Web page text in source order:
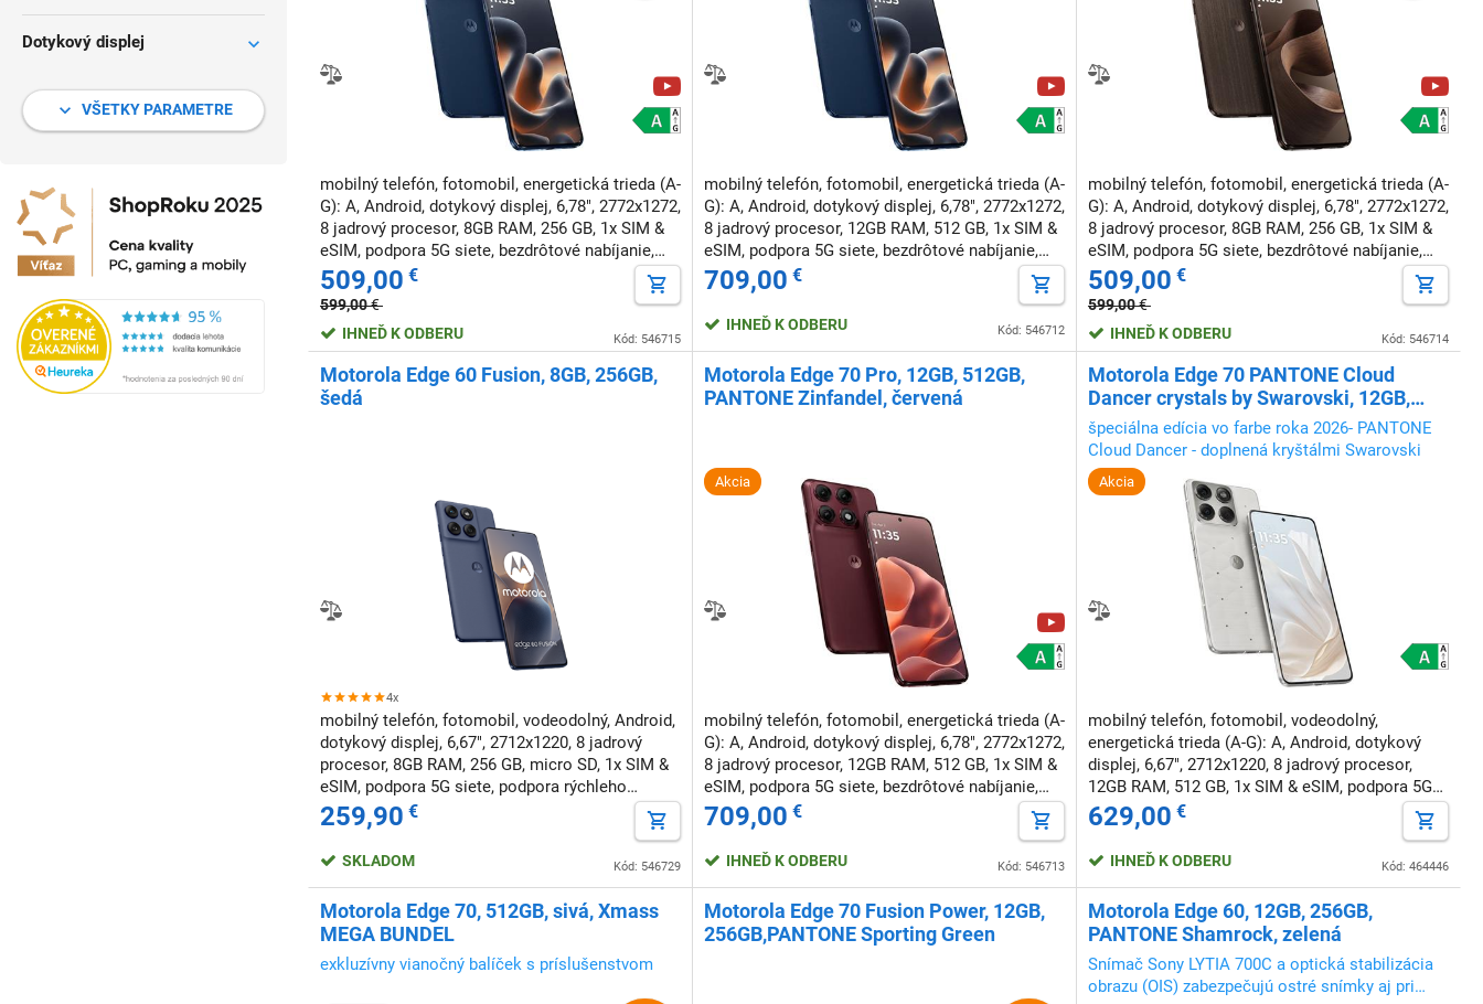
Dotykový displej
VŠETKY PARAMETRE
mobilný telefón, fotomobil, energetická trieda (A-
G): A, Android, dotykový displej, 6,78", 2772x1272,
8 jadrový procesor, 8GB RAM, 256 GB, 1x SIM &
eSIM, podpora 5G siete, bezdrôtové nabíjanie,
podpora rýchleho nabíjania, NFC, odomknutie
tvárou
509,00 €
599,00€
Kód: 546715
IHNEĎ K ODBERU
mobilný telefón, fotomobil, energetická trieda (A-
G): A, Android, dotykový displej, 6,78", 2772x1272,
8 jadrový procesor, 12GB RAM, 512 GB, 1x SIM &
eSIM, podpora 5G siete, bezdrôtové nabíjanie,
podpora rýchleho nabíjania, NFC, odomknutie
tvárou
709,00 €
Kód: 546712
IHNEĎ K ODBERU
mobilný telefón, fotomobil, energetická trieda (A-
G): A, Android, dotykový displej, 6,78", 2772x1272,
8 jadrový procesor, 8GB RAM, 256 GB, 1x SIM &
eSIM, podpora 5G siete, bezdrôtové nabíjanie,
podpora rýchleho nabíjania, NFC, odomknutie
tvárou
509,00 €
599,00€
Kód: 546714
IHNEĎ K ODBERU
Motorola Edge 60 Fusion, 8GB, 256GB,
šedá
4x
mobilný telefón, fotomobil, vodeodolný, Android,
dotykový displej, 6,67", 2712x1220, 8 jadrový
procesor, 8GB RAM, 256 GB, micro SD, 1x SIM &
eSIM, podpora 5G siete, podpora rýchleho
nabíjania, NFC
259,90 €
Kód: 546729
SKLADOM
Motorola Edge 70 Pro, 12GB, 512GB,
PANTONE Zinfandel, červená
Akcia
mobilný telefón, fotomobil, energetická trieda (A-
G): A, Android, dotykový displej, 6,78", 2772x1272,
8 jadrový procesor, 12GB RAM, 512 GB, 1x SIM &
eSIM, podpora 5G siete, bezdrôtové nabíjanie,
podpora rýchleho nabíjania, NFC, odomknutie
tvárou
709,00 €
Kód: 546713
IHNEĎ K ODBERU
Motorola Edge 70 PANTONE Cloud
Dancer crystals by Swarovski, 12GB,
512GB
špeciálna edícia vo farbe roka 2026- PANTONE
Cloud Dancer - doplnená kryštálmi Swarovski
Akcia
mobilný telefón, fotomobil, vodeodolný,
energetická trieda (A-G): A, Android, dotykový
displej, 6,67", 2712x1220, 8 jadrový procesor,
12GB RAM, 512 GB, 1x SIM & eSIM, podpora 5G
siete, bezdrôtové nabíjanie, podpora rýchleho
nabíjania, NFC, odomknutie tvár
629,00 €
Kód: 464446
IHNEĎ K ODBERU
Motorola Edge 70, 512GB, sivá, Xmass
MEGA BUNDEL
exkluzívny vianočný balíček s príslušenstvom
Motorola Edge 70 Fusion Power, 12GB,
256GB,PANTONE Sporting Green
Motorola Edge 60, 12GB, 256GB,
PANTONE Shamrock, zelená
Snímač Sony LYTIA 700C a optická stabilizácia
obrazu (OIS) zabezpečujú ostré snímky aj pri